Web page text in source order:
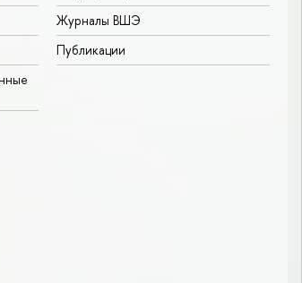
Журналы ВШЭ
Публикации